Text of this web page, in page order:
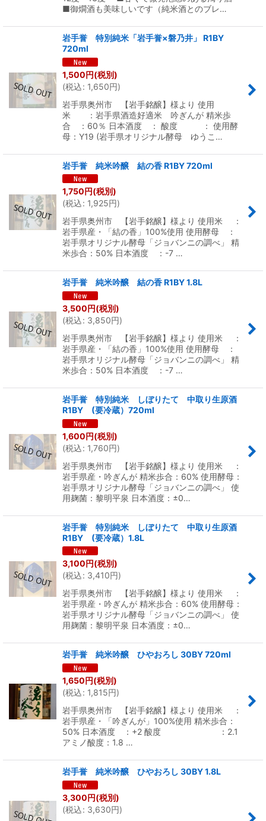
■御燗酒も美味しいです（純米酒とのブレ…
岩手誉 特別純米「岩手誉×磐乃井」 R1BY
720ml
1,500円(税別)
(税込: 1,650円)
岩手県奥州市 【岩手銘醸】様より 使用
米 ：岩手県酒造好適米 吟ぎんが 精米歩
合 ：60％ 日本酒度 ： 酸度 ： 使用酵
母：Y19 (岩手県オリジナル酵母 ゆうこ…
岩手誉 純米吟醸 結の香 R1BY 720ml
1,750円(税別)
(税込: 1,925円)
岩手県奥州市 【岩手銘醸】様より 使用米 ：
岩手県産・「結の香」100%使用 使用酵母 ：
岩手県オリジナル酵母「ジョバンニの調べ」 精
米歩合：50% 日本酒度 ：-7 …
岩手誉 純米吟醸 結の香 R1BY 1.8L
3,500円(税別)
(税込: 3,850円)
岩手県奥州市 【岩手銘醸】様より 使用米 ：
岩手県産・「結の香」100%使用 使用酵母 ：
岩手県オリジナル酵母「ジョバンニの調べ」 精
米歩合：50% 日本酒度 ：-7 …
岩手誉 特別純米 しぼりたて 中取り生原酒
R1BY (要冷蔵）720ml
1,600円(税別)
(税込: 1,760円)
岩手県奥州市 【岩手銘醸】様より 使用米 ：
岩手県産・吟ぎんが 精米歩合：60% 使用酵母：
岩手県オリジナル酵母「ジョバンニの調べ」 使
用麹菌：黎明平泉 日本酒度：±0…
岩手誉 特別純米 しぼりたて 中取り生原酒
R1BY (要冷蔵）1.8L
3,100円(税別)
(税込: 3,410円)
岩手県奥州市 【岩手銘醸】様より 使用米 ：
岩手県産・吟ぎんが 精米歩合：60% 使用酵母：
岩手県オリジナル酵母「ジョバンニの調べ」 使
用麹菌：黎明平泉 日本酒度：±0…
岩手誉 純米吟醸 ひやおろし 30BY 720ml
1,650円(税別)
(税込: 1,815円)
岩手県奥州市 【岩手銘醸】様より 使用米 ：
岩手県産・「吟ぎんが」100%使用 精米歩合：
50% 日本酒度 ：+2 酸度 ：2.1
アミノ酸度：1.8 …
岩手誉 純米吟醸 ひやおろし 30BY 1.8L
3,300円(税別)
(税込: 3,630円)